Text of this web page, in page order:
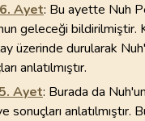
. Ayet: Bu ayette Nuh
geleceği bildirilmiştir.
üzerinde durularak
anlatılmıştır.
. Ayet: Burada da
sonuçları anlatılmıştır.